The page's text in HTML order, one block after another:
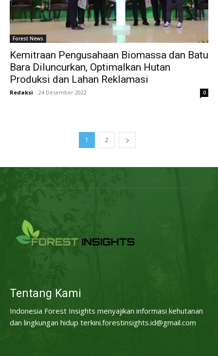
Forest News
Kemitraan Pengusahaan Biomassa dan Batu
Bara Diluncurkan, Optimalkan Hutan
Produksi dan Lahan Reklamasi
Redaksi - 24 Desember 2022 0
1 2
Tentang Kami
Indonesia Forest Insights menyajikan informasi kehutanan
dan lingkungan hidup terkini.forestinsights.id@gmail.com